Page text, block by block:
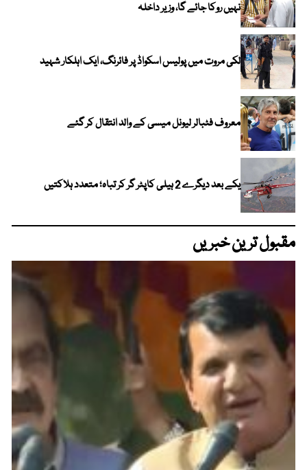
نہیں روکا جائے گا، وزیر داخلہ
لکی مروت میں پولیس اسکواڈ پر فائرنگ، ایک اہلکار شہید
معروف فٹبالر لیونل میسی کے والد انتقال کر گئے
یکے بعد دیگرے 2 ہیلی کاپٹر گر کر تباہ؛ متعدد ہلاکتیں
مقبول ترین خبریں